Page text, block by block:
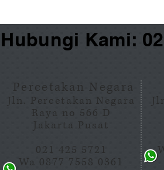
Kami:
Percetakan Negara
Jln. Percetakan Negara
Raya no 566 D
Jakarta Pusat
021 425 5721
Wa 0877 7558 0361